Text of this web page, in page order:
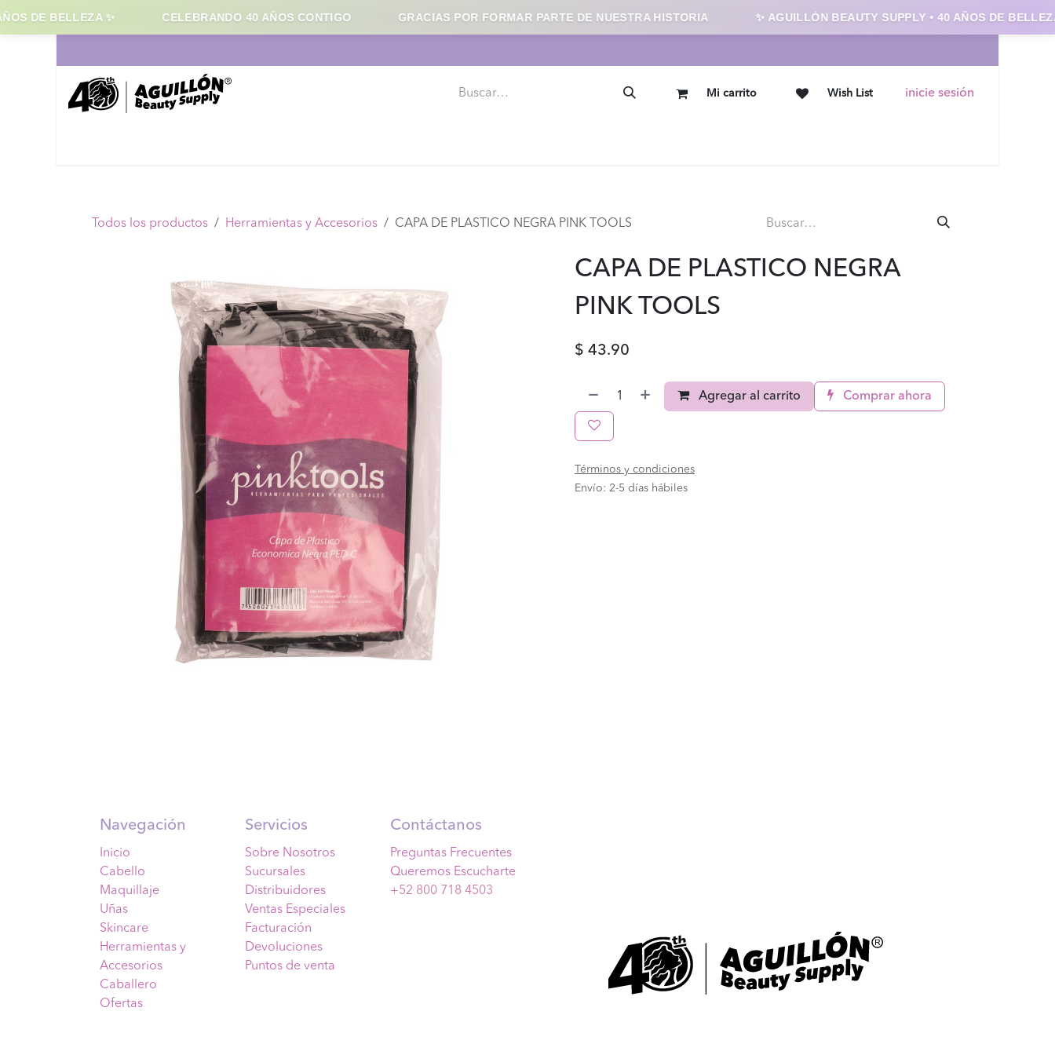
Mi carrito Wish List inicie sesión
Todos los productos Herramientas y Accesorios CAPA DE PLASTICO NEGRA PINK TOOLS
CAPA DE PLASTICO NEGRA
PINK TOOLS
$ 43.90
Agregar al carrito Comprar ahora
Términos y condiciones
Envío: 2-5 días hábiles
Navegación
Inicio
Cabello
Maquillaje
Uñas
Skincare
Herramientas y
Accesorios
Caballero
Ofertas
Servicios
Sobre Nosotros
Sucursales
Distribuidores
Ventas Especiales
Facturación
Devoluciones
Puntos de venta
Contáctanos
Preguntas Frecuentes
Queremos Escucharte
+52 800 718 4503
DE BELLEZA ✨ CELEBRANDO 40 AÑOS CONTIGO GRACIAS POR FORMAR PARTE DE NUESTRA HISTORIA ✨ AGUILLÓN BEAUTY SUPPLY • 40 AÑOS DE BELLEZA